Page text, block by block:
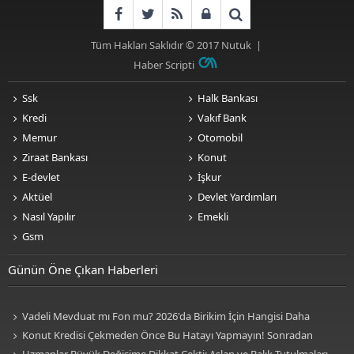
Tüm Hakları Saklıdır © 2017 Nutuk|
Haber Scripti
Ssk
Kredi
Memur
Ziraat Bankası
E-devlet
Aktüel
Nasıl Yapılır
Gsm
Halk Bankası
Vakıf Bank
Otomobil
Konut
İşkur
Devlet Yardımları
Emekli
Günün Öne Çıkan Haberleri
Vadeli Mevduat mı Fon mu? 2026'da Birikim İçin Hangisi Daha
Avantajlı? Nelere Dikkat Edilmeli?
Konut Kredisi Çekmeden Önce Bu Hatayı Yapmayın! Sonradan